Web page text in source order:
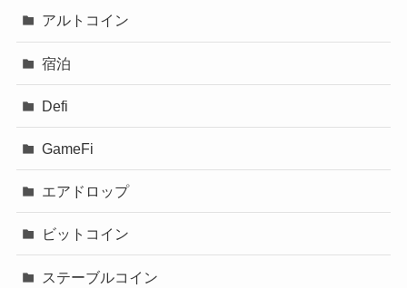
アルトコイン
宿泊
Defi
GameFi
エアドロップ
ビットコイン
ステーブルコイン